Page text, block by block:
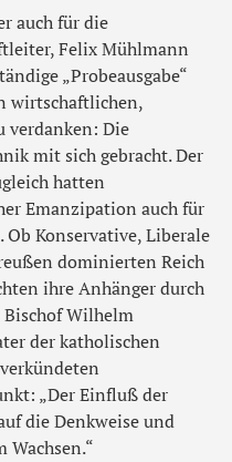
auch für die
Felix Mühlmann
„Probeausgabe“
wirtschaftlichen,
verdanken: Die
mit sich gebracht. Der
hatten
Emanzipation auch für
Ob Konservative, Liberale
dominierten Reich
ihre Anhänger durch
Wilhelm
der katholischen
„Der Einfluß der
die Denkweise und